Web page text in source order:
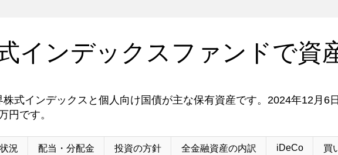
インデックスファンドで資
株式インデックスと個人向け国債が主な保有資産です。2024年12月6
円です。
況 配当・分配金 投資の方針 全金融資産の内訳 iDeCo 買